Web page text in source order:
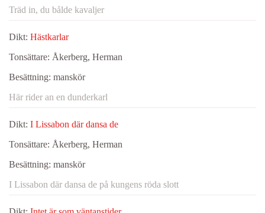
Träd in, du bålde kavaljer
Dikt: Hästkarlar
Tonsättare: Åkerberg, Herman
Besättning: manskör
Här rider an en dunderkarl
Dikt: I Lissabon där dansa de
Tonsättare: Åkerberg, Herman
Besättning: manskör
I Lissabon där dansa de på kungens röda slott